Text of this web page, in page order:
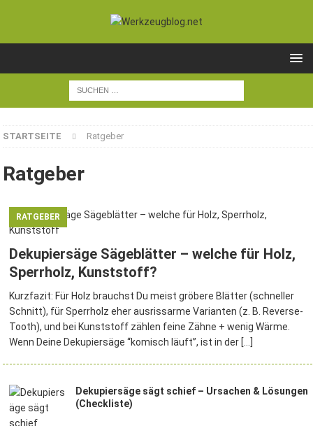
STARTSEITE Ratgeber
Ratgeber
RATGEBER
Dekupiersäge Sägeblätter – welche für Holz,
Sperrholz, Kunststoff?
Kurzfazit: Für Holz brauchst Du meist gröbere Blätter (schneller
Schnitt), für Sperrholz eher ausrissarme Varianten (z. B. Reverse-
Tooth), und bei Kunststoff zählen feine Zähne + wenig Wärme.
Wenn Deine Dekupiersäge “komisch läuft”, ist in der […]
Dekupiersäge sägt schief – Ursachen & Lösungen
(Checkliste)